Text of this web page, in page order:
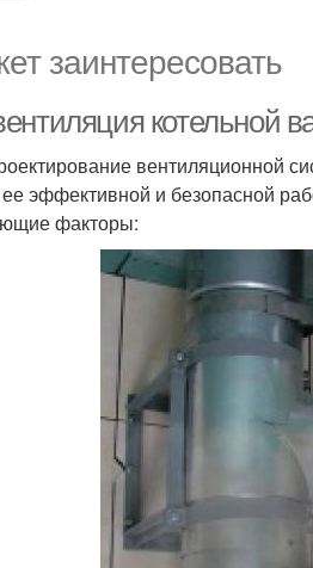
заинтересовать
котельной
вентиляционной
ее эффективной и безопасной
факторы: